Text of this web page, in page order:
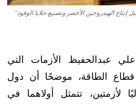
الهيدروجين الأخضر وتصنيع خلايا الوقود"
عبدالحفيظ الأزمات التي
قطاع الطاقة، موضحًا أن دول
لأزمتين، تتمثل أولاهما في